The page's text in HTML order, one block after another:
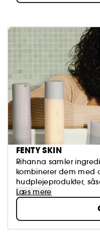
FENTY SKIN
Rihanna samler
kombinerer dem med
hudplejeprodukter,
niacinamid - hvilket
resultater. Rihanna
der er både veganske
genanvendelige
emballage med et
Læs mere